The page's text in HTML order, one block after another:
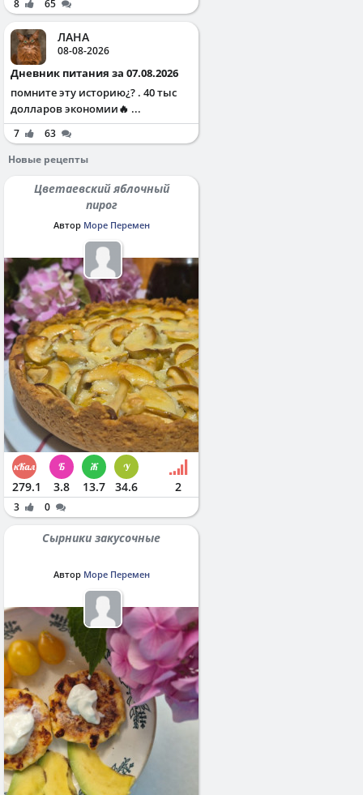
8 65
ЛАНА
08-08-2026
Дневник питания за 07.08.2026
помните эту историю¿? . 40 тыс
долларов экономии🔥 ...
7
63
Новые рецепты
Цветаевский яблочный
пирог
Автор Море Перемен
279.1 3.8 13.7 34.6 2
3 0
Сырники закусочные
Автор Море Перемен